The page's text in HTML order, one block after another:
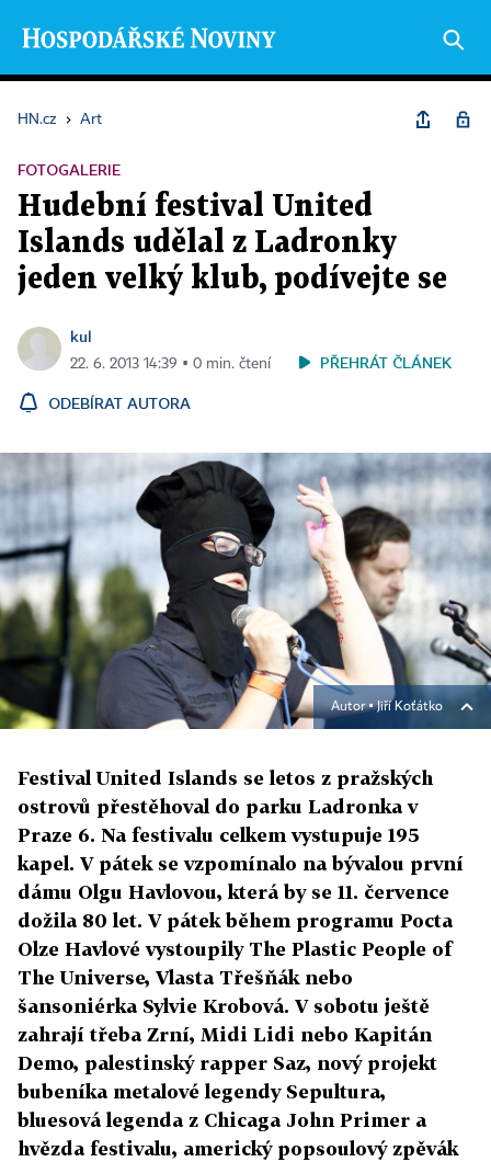
HN.cz › Art
FOTOGALERIE
Hudební festival United
Islands udělal z Ladronky
jeden velký klub, podívejte se
kul
22. 6. 2013 14:39 ▪ 0 min. čtení PŘEHRÁT ČLÁNEK
ODEBÍRAT AUTORA
Autor ▪Jiří Koťátko
Festival United Islands se letos z pražských
ostrovů přestěhoval do parku Ladronka v
Praze 6. Na festivalu celkem vystupuje 195
kapel. V pátek se vzpomínalo na bývalou první
dámu Olgu Havlovou, která by se 11. července
dožila 80 let. V pátek během programu Pocta
Olze Havlové vystoupily The Plastic People of
The Universe, Vlasta Třešňák nebo
šansoniérka Sylvie Krobová. V sobotu ještě
zahrají třeba Zrní, Midi Lidi nebo Kapitán
Demo, palestinský rapper Saz, nový projekt
bubeníka metalové legendy Sepultura,
bluesová legenda z Chicaga John Primer a
hvězda festivalu, americký popsoulový zpěvák